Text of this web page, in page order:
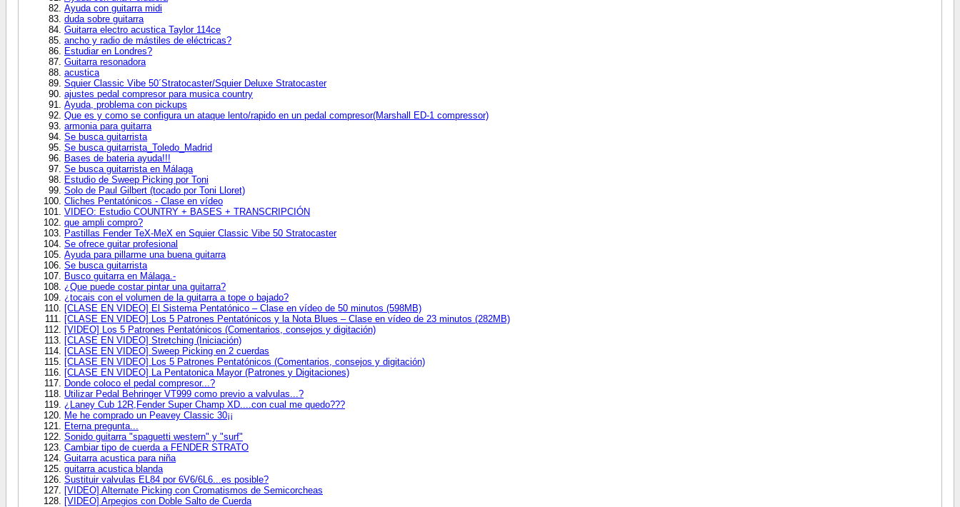
Ayuda con guitarra midi
duda sobre guitarra
Guitarra electro acustica Taylor 114ce
ancho y radio de mástiles de eléctricas?
Estudiar en Londres?
Guitarra resonadora
acustica
Squier Classic Vibe 50´Stratocaster/Squier Deluxe Stratocaster
ajustes pedal compresor para musica country
Ayuda, problema con pickups
Que es y como se configura un ataque lento/rapido en un pedal compresor(Marshall ED-1 compressor)
armonia para guitarra
Se busca guitarrista
Se busca guitarrista_Toledo_Madrid
Bases de bateria ayuda!!!
Se busca guitarrista en Málaga
Estudio de Sweep Picking por Toni
Solo de Paul Gilbert (tocado por Toni Lloret)
Cliches Pentatónicos - Clase en vídeo
VIDEO: Estudio COUNTRY + BASES + TRANSCRIPCIÓN
que ampli compro?
Pastillas Fender TeX-MeX en Squier Classic Vibe 50 Stratocaster
Se ofrece guitar profesional
Ayuda para pillarme una buena guitarra
Se busca guitarrista
Busco guitarra en Málaga.-
¿Que puede costar pintar una guitarra?
¿tocais con el volumen de la guitarra a tope o bajado?
[CLASE EN VIDEO] El Sistema Pentatónico – Clase en vídeo de 50 minutos (598MB)
[CLASE EN VIDEO] Los 5 Patrones Pentatónicos y la Nota Blues – Clase en vídeo de 23 minutos (282MB)
[VIDEO] Los 5 Patrones Pentatónicos (Comentarios, consejos y digitación)
[CLASE EN VIDEO] Stretching (Iniciación)
[CLASE EN VIDEO] Sweep Picking en 2 cuerdas
[CLASE EN VIDEO] Los 5 Patrones Pentatónicos (Comentarios, consejos y digitación)
[CLASE EN VIDEO] La Pentatonica Mayor (Patrones y Digitaciones)
Donde coloco el pedal compresor...?
Utilizar Pedal Behringer VT999 como previo a valvulas...?
¿Laney Cub 12R,Fender Super Champ XD....con cual me quedo???
Me he comprado un Peavey Classic 30¡¡
Eterna pregunta...
Sonido guitarra "spaguetti western" y "surf"
Cambiar tipo de cuerda a FENDER STRATO
Guitarra acustica para niña
guitarra acustica blanda
Sustituir valvulas EL84 por 6V6/6L6...es posible?
[VIDEO] Alternate Picking con Cromatismos de Semicorcheas
[VIDEO] Arpegios con Doble Salto de Cuerda